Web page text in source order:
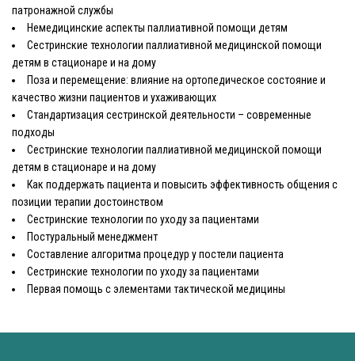
патронажной службы
Немедицинские аспекты паллиативной помощи детям
Сестринские технологии паллиативной медицинской помощи
детям в стационаре и на дому
Поза и перемещение: влияние на ортопедическое состояние и
качество жизни пациентов и ухаживающих
Стандартизация сестринской деятельности – современные
подходы
Сестринские технологии паллиативной медицинской помощи
детям в стационаре и на дому
Как поддержать пациента и повысить эффективность общения с
позиции терапии достоинством
Сестринские технологии по уходу за пациентами
Постуральный менеджмент
Составление алгоритма процедур у постели пациента
Сестринские технологии по уходу за пациентами
Первая помощь с элементами тактической медицины